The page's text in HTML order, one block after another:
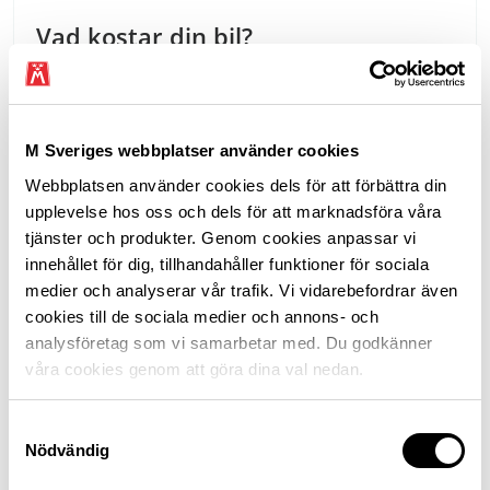
M Sveriges webbplatser använder cookies
Webbplatsen använder cookies dels för att förbättra din
upplevelse hos oss och dels för att marknadsföra våra
tjänster och produkter. Genom cookies anpassar vi
innehållet för dig, tillhandahåller funktioner för sociala
medier och analyserar vår trafik. Vi vidarebefordrar även
cookies till de sociala medier och annons- och
analysföretag som vi samarbetar med. Du godkänner
våra cookies genom att göra dina val nedan.
Nödvändig
Vad kostar din bil?
Med M Sveriges bilkostnadskalkyl räknar du ut vad
bilen kostar.
Utan klimatbonus har elbilen blivit dyr för många
konsumenter. De höga bränslepriserna och den
generella och långvariga överbeskattningen av bilen blir
särskilt kännbar när kostnadstrycket i hela samhället
ökar. Staten får dessutom in extra höga momsintäkter i
en tid när många hushåll går på knäna.
samtidigt som omställningen